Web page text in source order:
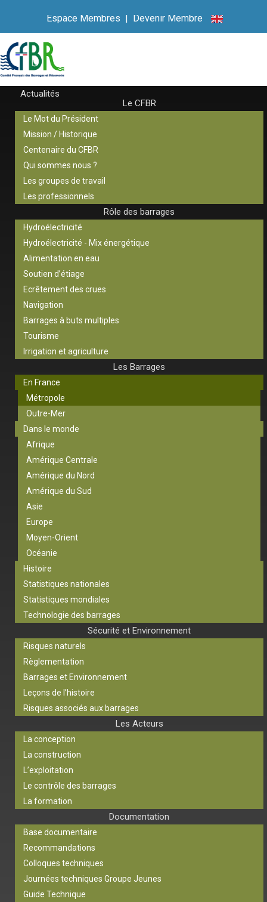
Espace Membres | Devenir Membre
Actualités
Le CFBR
Le Mot du Président
Mission / Historique
Centenaire du CFBR
Qui sommes nous ?
Les groupes de travail
Les professionnels
Rôle des barrages
Hydroélectricité
Hydroélectricité - Mix énergétique
Alimentation en eau
Soutien d’étiage
Ecrêtement des crues
Navigation
Barrages à buts multiples
Tourisme
Irrigation et agriculture
Les Barrages
En France
Métropole
Outre-Mer
Dans le monde
Afrique
Amérique Centrale
Amérique du Nord
Amérique du Sud
Asie
Europe
Moyen-Orient
Océanie
Histoire
Statistiques nationales
Statistiques mondiales
Technologie des barrages
Sécurité et Environnement
Risques naturels
Règlementation
Barrages et Environnement
Leçons de l’histoire
Risques associés aux barrages
Les Acteurs
La conception
La construction
L’exploitation
Le contrôle des barrages
La formation
Documentation
Base documentaire
Recommandations
Colloques techniques
Journées techniques Groupe Jeunes
Guide Technique